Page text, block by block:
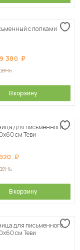
с полками
380
В корзину
для письменного
см Теви
В корзину
для письменного
см Теви